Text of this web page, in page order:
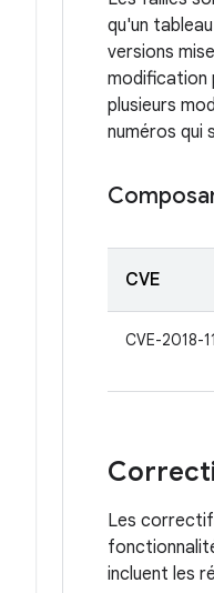
qu'un
versions
modification
plusieurs
numéros qui
CVE
CVE-2018-
Les
incluent les